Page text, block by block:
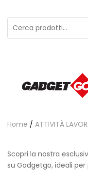
Home / ATTIVITÀ
Scopri la nostra
su Gadgetgo, ideali